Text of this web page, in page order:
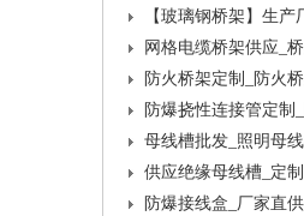
【玻璃钢桥架】生
网格电缆桥架供应_
防火桥架定制_防火
防爆挠性连接管定制
母线槽批发_照明母
供应绝缘母线槽_定
防爆接线盒_厂家直